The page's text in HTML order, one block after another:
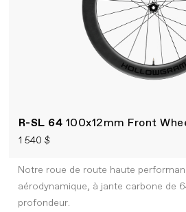
R-SL 64 100x12mm Front
1 540 $
Notre roue de route haute
aérodynamique, à jante carbone de
profondeur.